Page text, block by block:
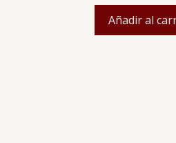
Añadir al